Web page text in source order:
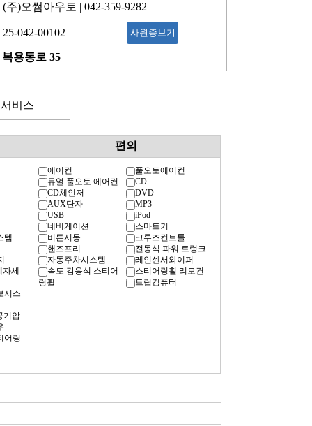
(주)오썸아우토 | 042-359-9282
25-042-00102 사원증보기
용동로 35
비스
편의
템
세
시스
기압
어링
에어컨
풀오토에어컨
듀얼 풀오토 에어컨
CD
CD체인저
DVD
AUX단자
MP3
USB
iPod
네비게이션
스마트키
버튼시동
크루즈컨트롤
핸즈프리
전동식 파워 트렁크
자동주차시스템
레인센서와이퍼
속도 감응식 스티어
링휠
스티어링휠 리모컨
트립컴퓨터